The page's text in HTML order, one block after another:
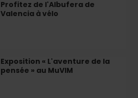
Profitez de l'Albufera de
Valencia à vélo
Exposition « L'aventure de la
pensée » au MuVIM